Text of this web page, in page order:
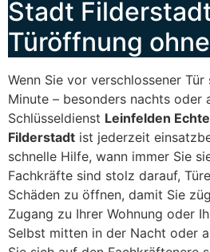
Stadt
Türöffnung
Wenn Sie vor verschlossener
Minute – besonders nachts oder
Schlüsseldienst Leinfelden
Filderstadt ist jederzeit
schnelle Hilfe, wann immer Sie
Fachkräfte sind stolz darauf,
Schäden zu öffnen, damit Sie
Zugang zu Ihrer Wohnung oder
Selbst mitten in der Nacht oder